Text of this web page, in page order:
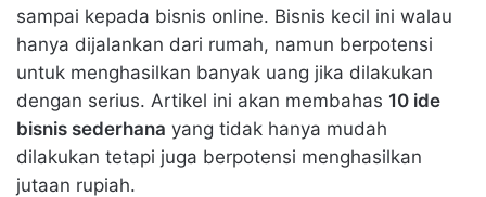
sampai kepada bisnis online. Bisnis kecil ini walau
hanya dijalankan dari rumah, namun berpotensi
untuk menghasilkan banyak uang jika dilakukan
dengan serius. Artikel ini akan membahas 10 ide
bisnis sederhana yang tidak hanya mudah
dilakukan tetapi juga berpotensi menghasilkan
jutaan rupiah.